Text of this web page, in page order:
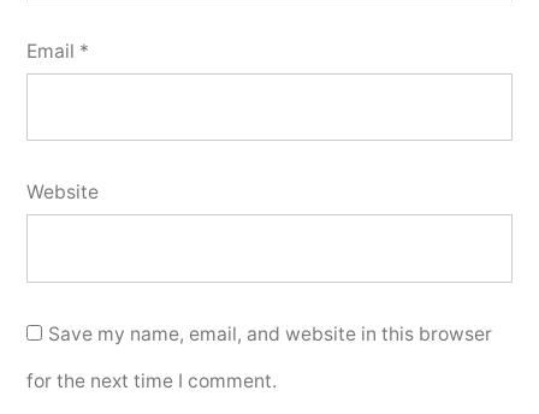
Email *
Website
Save my name, email, and website in this browser
for the next time I comment.